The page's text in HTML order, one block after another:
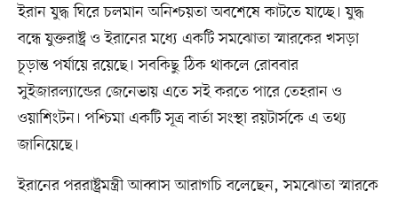
ইরান যুদ্ধ ঘিরে চলমান অনিশ্চয়তা অবশেষে কাটতে যাচ্ছে। যুদ্ধ
বন্ধে যুক্তরাষ্ট্র ও ইরানের মধ্যে একটি সমঝোতা স্মারকের খসড়া
চূড়ান্ত পর্যায়ে রয়েছে। সবকিছু ঠিক থাকলে রোববার
সুইজারল্যান্ডের জেনেভায় এতে সই করতে পারে তেহরান ও
ওয়াশিংটন। পশ্চিমা একটি সূত্র বার্তা সংস্থা রয়টার্সকে এ তথ্য
জানিয়েছে।
ইরানের পররাষ্ট্রমন্ত্রী আব্বাস আরাগচি বলেছেন, সমঝোতা স্মারকে